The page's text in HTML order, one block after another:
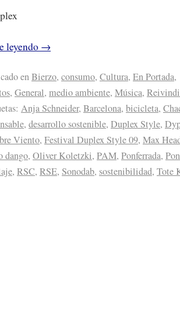
leyendo →
enBierzo, consumo, Cultura, En Portada,
, General, medio ambiente, Música,
Anja Schneider, Barcelona, bicicleta,
, desarrollo sostenible, Duplex Style,
Viento, Festival Duplex Style 09, Max
dango, Oliver Koletzki, PAM, Ponferrada,
, RSC, RSE, Sonodab, sostenibilidad, Tote